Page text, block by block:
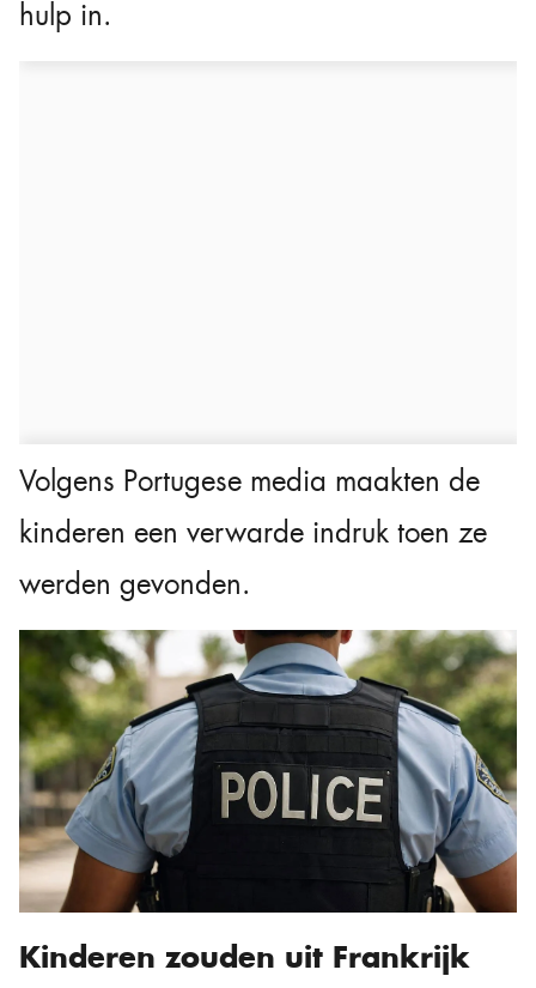
hulp in.
Volgens Portugese media maakten de
kinderen een verwarde indruk toen ze
werden gevonden.
Kinderen zouden uit Frankrijk